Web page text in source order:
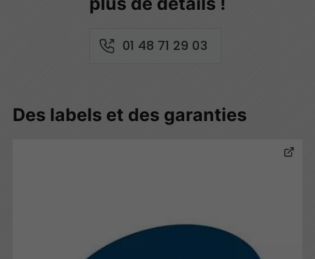
01 48 71 29 03
Des labels et des garanties